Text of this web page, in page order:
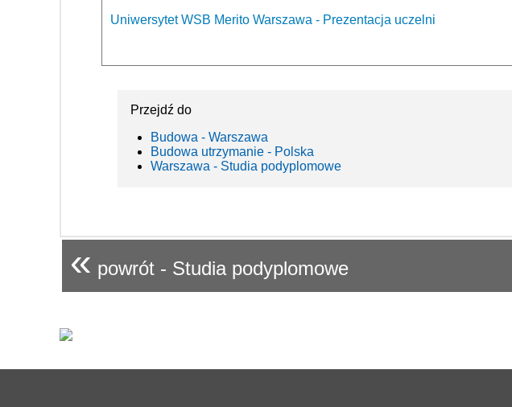
Uniwersytet WSB Merito Warszawa - Prezentacja uczelni
Przejdź do
Budowa - Warszawa
Budowa utrzymanie - Polska
Warszawa - Studia podyplomowe
« powrót - Studia podyplomowe